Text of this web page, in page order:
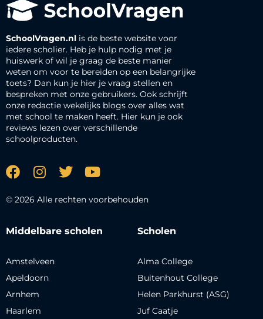
SchoolVragen.nl is de beste website voor
iedere scholier. Heb je hulp nodig met je
huiswerk of wil je graag de beste manier
weten om voor te bereiden op een belangrijke
toets? Dan kun je hier je vraag stellen en
bespreken met onze gebruikers. Ook schrijft
onze redactie wekelijks blogs over alles wat
met school te maken heeft. Hier kun je ook
reviews lezen over verschillende
schoolproducten.
© 2026 Alle rechten voorbehouden
Middelbare scholen
Amstelveen
Apeldoorn
Arnhem
Haarlem
Scholen
Alma College
Buitenhout College
Helen Parkhurst (ASG)
Juf Caatje